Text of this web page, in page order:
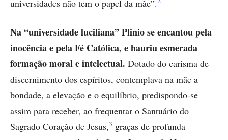
universidades não tem o papel da mãe”.
Na “universidade luciliana” Plinio se encantou pela
inocência e pela Fé Católica, e hauriu esmerada
formação moral e intelectual. Dotado do carisma de
discernimento dos espíritos, contemplava na mãe a
bondade, a elevação e o equilíbrio, predispondo-se
assim para receber, ao frequentar o Santuário do
Sagrado Coração de Jesus,3 graças de profunda